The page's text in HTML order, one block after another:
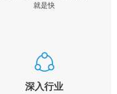
就是快
深入行业